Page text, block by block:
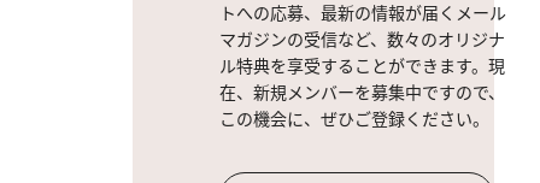
トへの応募、最新の情報が届くメール
マガジンの受信など、数々のオリジナ
ル特典を享受することができます。現
在、新規メンバーを募集中ですので、
この機会に、ぜひご登録ください。